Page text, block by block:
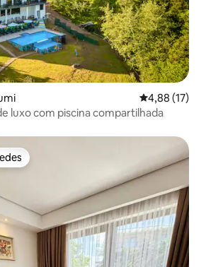
4,88 de uma
4,88 (17)
luxo com piscina compartilhada